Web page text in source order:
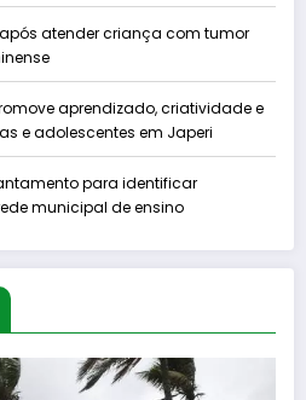
atender criança com tumor
aprendizado, criatividade e
e adolescentes em Japeri
para identificar
municipal de ensino